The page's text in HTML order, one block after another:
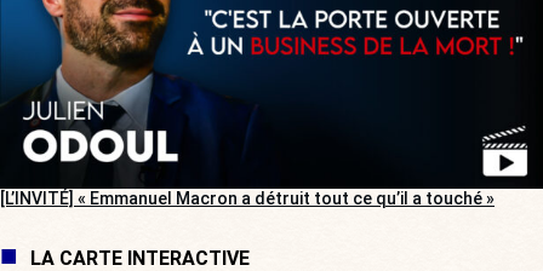
[L’INVITÉ] « Emmanuel Macron a détruit tout ce qu’il a touché »
LA CARTE INTERACTIVE